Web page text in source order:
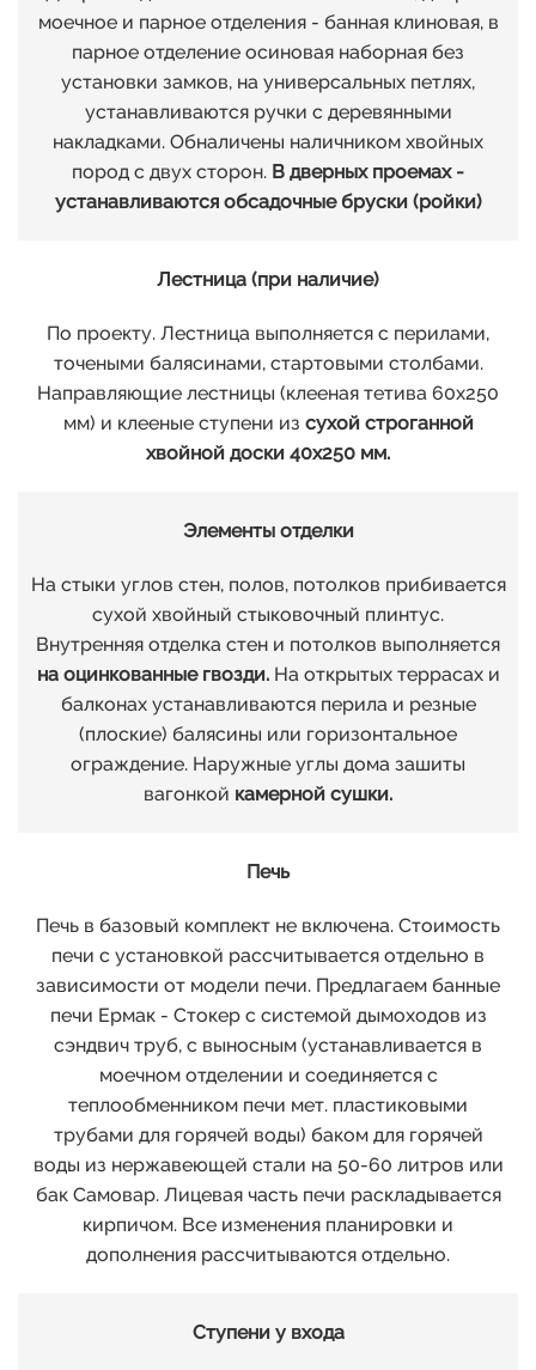
моечное и парное отделения - банная клиновая, в
парное отделение осиновая наборная без
установки замков, на универсальных петлях,
устанавливаются ручки с деревянными
накладками. Обналичены наличником хвойных
пород с двух сторон. В дверных проемах -
устанавливаются обсадочные бруски (ройки)
Лестница (при наличие)
По проекту. Лестница выполняется с перилами,
точеными балясинами, стартовыми столбами.
Направляющие лестницы (клееная тетива 60х250
мм) и клееные ступени из сухой строганной
хвойной доски 40х250 мм.
Элементы отделки
На стыки углов стен, полов, потолков прибивается
сухой хвойный стыковочный плинтус.
Внутренняя отделка стен и потолков выполняется
на оцинкованные гвозди.На открытых террасах и
балконах устанавливаются перила и резные
(плоские) балясины или горизонтальное
ограждение. Наружные углы дома зашиты
вагонкой камерной сушки.
Печь
Печь в базовый комплект не включена. Стоимость
печи с установкой рассчитывается отдельно в
зависимости от модели печи. Предлагаем банные
печи Ермак - Стокер с системой дымоходов из
сэндвич труб, с выносным (устанавливается в
моечном отделении и соединяется с
теплообменником печи мет. пластиковыми
трубами для горячей воды) баком для горячей
воды из нержавеющей стали на 50-60 литров или
бак Самовар. Лицевая часть печи раскладывается
кирпичом. Все изменения планировки и
дополнения рассчитываются отдельно.
Ступени у входа